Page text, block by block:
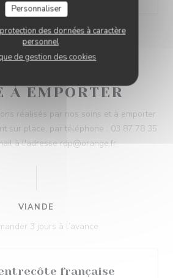
Personnaliser
des données à caractère
personnel
de gestion des cookies
À EMPORTER
réalisés par nos soins et à emporter.
sur place, par téléphone : 03 87 78 35
à l'adresse rdp@orange.fr
VIANDE
3 jours à l’avance
française